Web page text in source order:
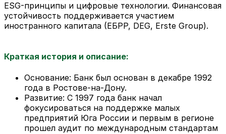
ESG-принципы и цифровые технологии. Финансовая
устойчивость поддерживается участием
иностранного капитала (ЕБРР, DEG, Erste Group).
Краткая история и описание:
Основание: Банк был основан в декабре 1992
года в Ростове-на-Дону.
Развитие: С 1997 года банк начал
фокусироваться на поддержке малых
предприятий Юга России и первым в регионе
прошел аудит по международным стандартам